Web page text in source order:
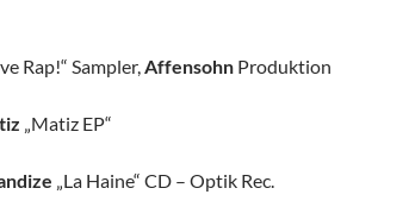
Rap!“ Sampler,Affensohn Produktion
„Matiz EP“
„La Haine“ CD – Optik Rec.